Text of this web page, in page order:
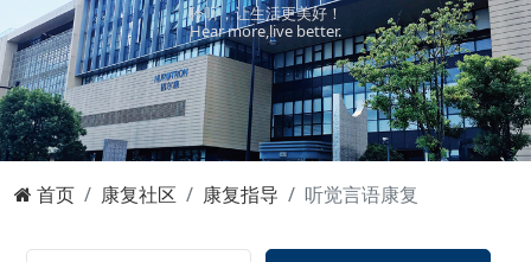
聆听，让生活更美好！
Hear more,live better.
首页 康复社区 康复指导 听觉言语康复